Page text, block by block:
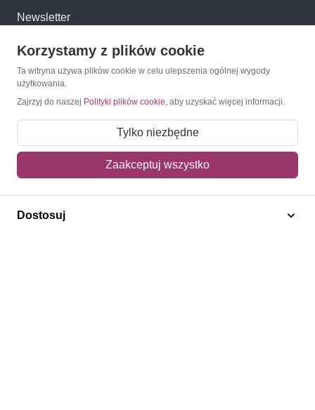
Newsletter
Konto
Moje konto
Moje zamówienia
Mój koszyk
Adres dostawy
Polecamy
Korzystamy z plików cookie
Ta witryna używa plików cookie w celu ulepszenia ogólnej wygody
użytkowania.
Zajrzyj do naszej Polityki plików cookie, aby uzyskać więcej informacji.
Tylko niezbędne
Zaakceptuj wszystko
Dostosuj